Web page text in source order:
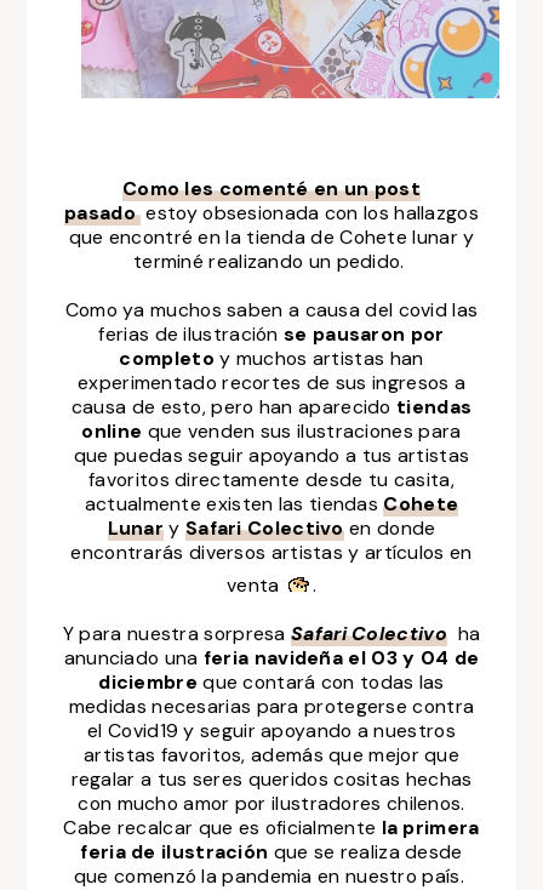
Como les comenté en un post
pasadoestoy obsesionada con los hallazgos
que encontré en la tienda de Cohete lunar y
terminé realizando un pedido.
Como ya muchos saben a causa del covid las
ferias de ilustraciónse pausaron por
completoy muchos artistas han
experimentado recortes de sus ingresos a
causa de esto, pero han aparecido tiendas
online que venden sus ilustraciones para
que puedas seguir apoyando a tus artistas
favoritos directamente desde tu casita,
actualmente existen las tiendas Cohete
Lunary Safari Colectivo en donde
encontrarás diversos artistas y artículos en
venta
.
Y para nuestra sorpresaSafari Colectivoha
anunciado una feria navideña el 03 y 04 de
diciembre que contará con todas las
medidas necesarias para protegerse contra
el Covid19 y seguir apoyando a nuestros
artistas favoritos, además que mejor que
regalar a tus seres queridos cositas hechas
con mucho amor por ilustradores chilenos.
Cabe recalcar que es oficialmente la primera
feria de ilustración que se realiza desde
que comenzó la pandemia en nuestro país.